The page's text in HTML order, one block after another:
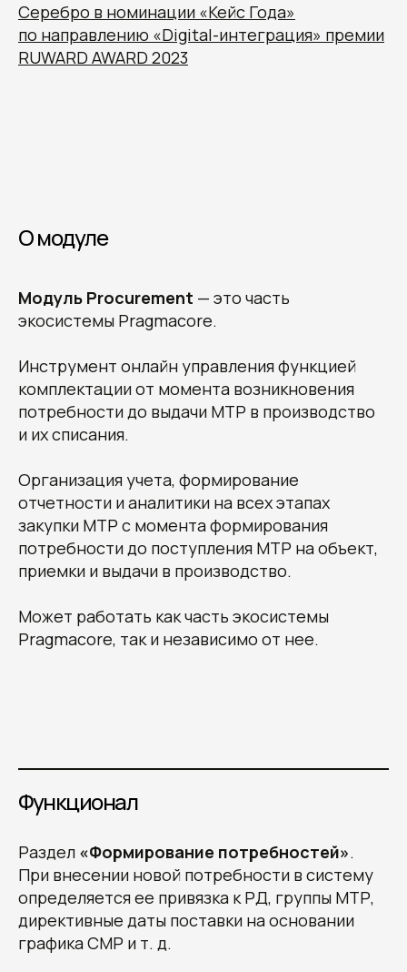
Серебро в номинации «Кейс Года»
по направлению «Digital-интеграция» премии
RUWARD AWARD 2023
О модуле
Модуль Procurement — это часть
экосистемы Pragmacore.
Инструмент онлайн управления функцией
комплектации от момента возникновения
потребности до выдачи МТР в производство
и их списания.
Организация учета, формирование
отчетности и аналитики на всех этапах
закупки МТР с момента формирования
потребности до поступления МТР на объект,
приемки и выдачи в производство.
Может работать как часть экосистемы
Pragmacore, так и независимо от нее.
Функционал
Раздел «Формирование потребностей».
При внесении новой потребности в систему
определяется ее привязка к РД, группы МТР,
директивные даты поставки на основании
графика СМР и т. д.